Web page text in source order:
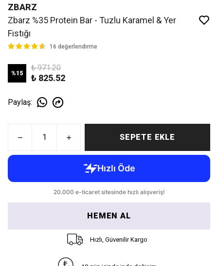
ZBARZ
Zbarz %35 Protein Bar - Tuzlu Karamel & Yer
Fıstığı
16 değerlendirme
%15
₺ 971.20
₺ 825.52
Paylaş:
SEPETE EKLE
HEMEN AL
Hızlı, Güvenilir Kargo